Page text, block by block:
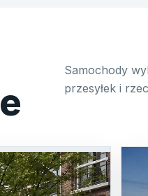
Samochody
przesyłek i